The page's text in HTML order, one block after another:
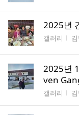
2025년
게시판명
갤러리
2025년
ven
게시판명
갤러리